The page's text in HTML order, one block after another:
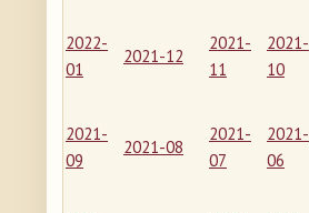
2022-
01
2021-12
2021-
11
2021-
10
2021-
09
2021-08
2021-
07
2021-
06